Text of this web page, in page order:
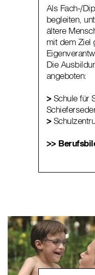
Als Fach-/
begleiten,
ältere
mit dem Ziel
Die
angeboten:
>Schule für
>
>>